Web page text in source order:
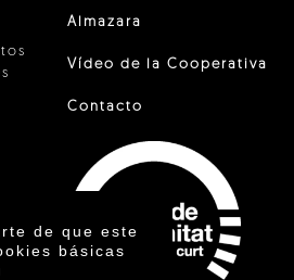
de que este
básicas
Almazara
Vídeo de la Cooperativa
Contacto